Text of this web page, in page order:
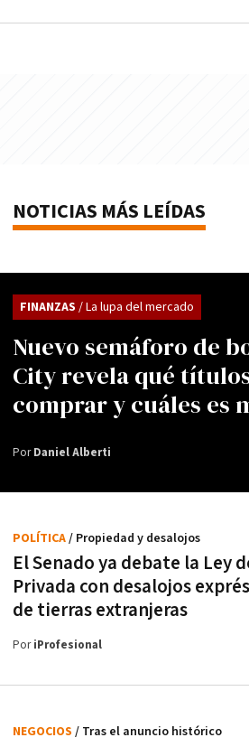
NOTICIAS MÁS LEÍDAS
Nuevo semáforo de
City revela qué
comprar y cuáles es
FINANZAS / La lupa del mercado
PorDaniel Alberti
El Senado ya debate la Ley
Privada con desalojos
de tierras extranjeras
POLÍTICA/ Propiedad y desalojos
PoriProfesional
NEGOCIOS / Tras el anuncio histórico